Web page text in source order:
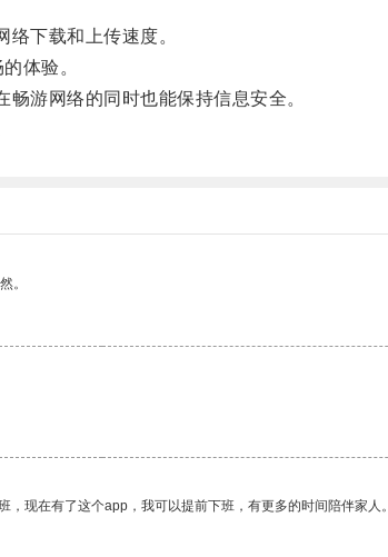
下载和上传速度。
体验。
游网络的同时也能保持信息安全。
。
现在有了这个app，我可以提前下班，有更多的时间陪伴家人。